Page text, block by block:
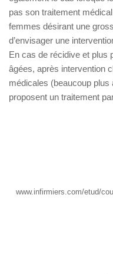
pas son traitement
femmes désirant une
d’envisager une
En cas de récidive et plus
âgées, après intervention
médicales (beaucoup plus
proposent un traitement
www.infirmiers.com/etud/